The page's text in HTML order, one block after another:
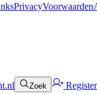
PrivacyVoorwaarden
Zoek Register